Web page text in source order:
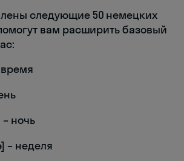
следующие 50 немецких
вам расширить базовый
ночь
– неделя